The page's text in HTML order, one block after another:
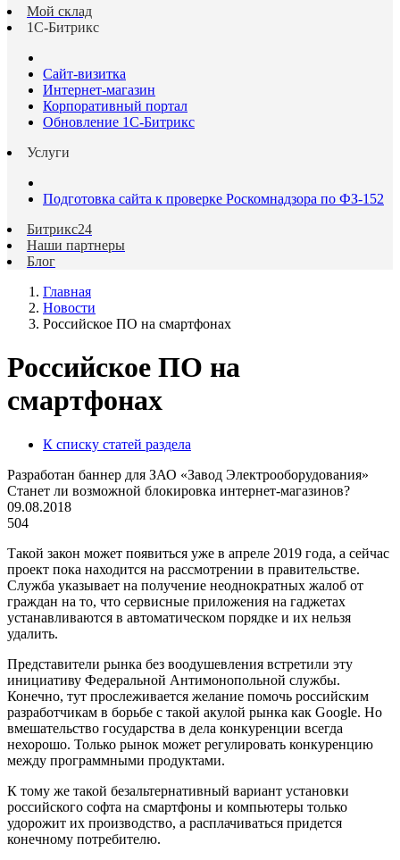
Мой склад
1С-Битрикс
Сайт-визитка
Интернет-магазин
Корпоративный портал
Обновление 1С-Битрикс
Услуги
Подготовка сайта к проверке Роскомнадзора по ФЗ-152
Битрикс24
Наши партнеры
Блог
Главная
Новости
Российское ПО на смартфонах
Российское ПО на
смартфонах
К списку статей раздела
Разработан баннер для ЗАО «Завод Электрооборудования»
Станет ли возможной блокировка интернет-магазинов?
09.08.2018
504
Такой закон может появиться уже в апреле 2019 года, а сейчас
проект пока находится на рассмотрении в правительстве.
Служба указывает на получение неоднократных жалоб от
граждан на то, что сервисные приложения на гаджетах
устанавливаются в автоматическом порядке и их нельзя
удалить.
Представители рынка без воодушевления встретили эту
инициативу Федеральной Антимонопольной службы.
Конечно, тут прослеживается желание помочь российским
разработчикам в борьбе с такой акулой рынка как Google. Но
вмешательство государства в дела конкуренции всегда
нехорошо. Только рынок может регулировать конкуренцию
между программными продуктами.
К тому же такой безальтернативный вариант установки
российского софта на смартфоны и компьютеры только
удорожит их производство, а расплачиваться придется
конечному потребителю.